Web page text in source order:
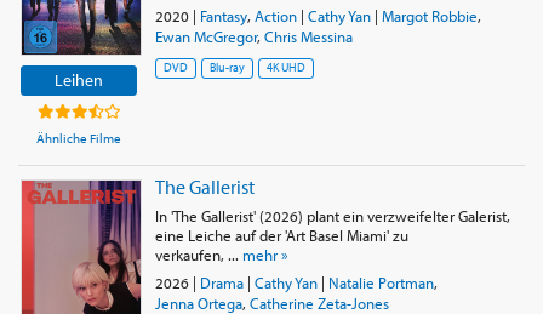
Leihen
Ähnliche Filme
2020| Fantasy, Action| Cathy Yan| Margot Robbie,
Ewan McGregor, Chris Messina
DVD Blu-ray 4K UHD
The Gallerist
In 'The Gallerist' (2026) plant ein verzweifelter Galerist,
eine Leiche auf der 'Art Basel Miami' zu
verkaufen, ... mehr »
2026| Drama| Cathy Yan| Natalie Portman,
Jenna Ortega, Catherine Zeta-Jones